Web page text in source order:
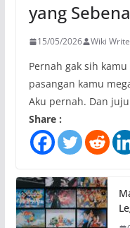
yang
15/05/2026 Wiki
Pernah gak sih
pasangan kamu
Aku pernah. Dan
Share :